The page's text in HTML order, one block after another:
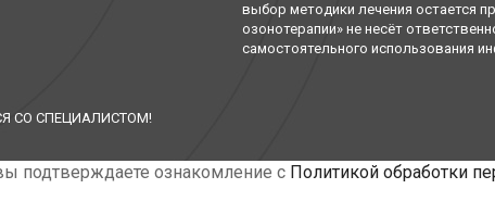
выбор методики лечения остается
озонотерапии» не несёт
самостоятельного использования
СО СПЕЦИАЛИСТОМ!
подтверждаете ознакомление с Политикой обработки